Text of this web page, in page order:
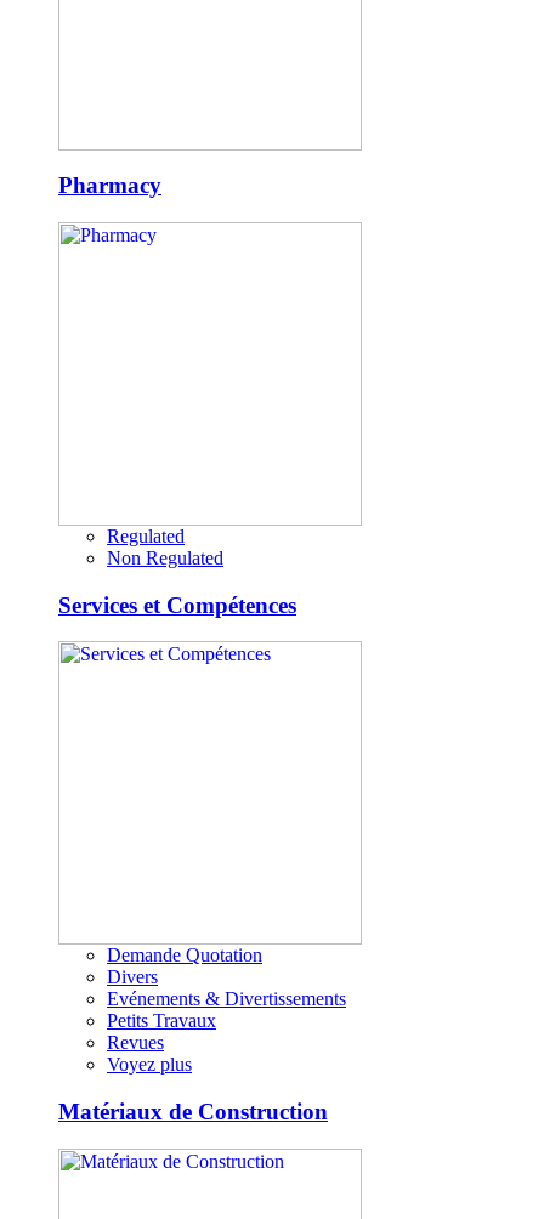
Pharmacy
Regulated
Non Regulated
Services et Compétences
Demande Quotation
Divers
Evénements & Divertissements
Petits Travaux
Revues
Voyez plus
Matériaux de Construction